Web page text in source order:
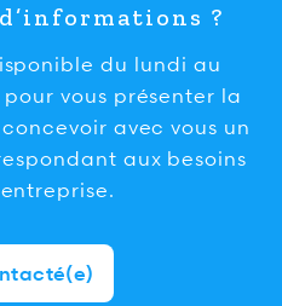
?
du lundi au
vous présenter la
avec vous un
aux besoins